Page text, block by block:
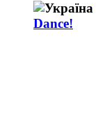
Dance!